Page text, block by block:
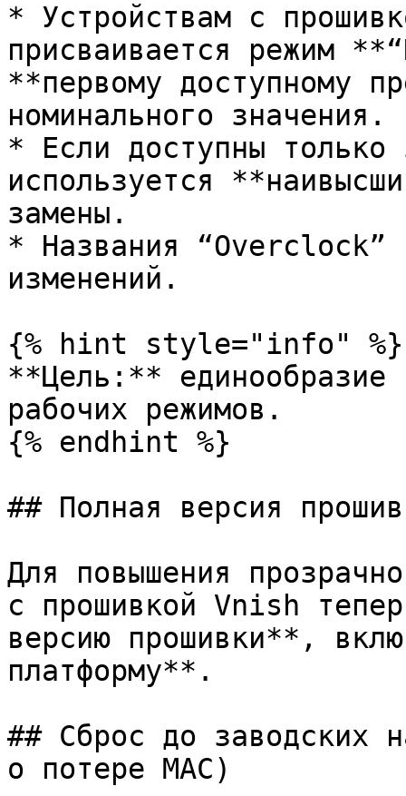
* Устройствам с
присваивается режим
**первому доступному
номинального значения.
* Если доступны только
используется
замены.
* Названия “Overclock”
изменений.
{% hint style="info" %}
**Цель:** единообразие
рабочих режимов.
{% endhint %}
## Полная версия
Для повышения
с прошивкой Vnish
версию прошивки**,
платформу**.
## Сброс до заводских
о потере MAC)